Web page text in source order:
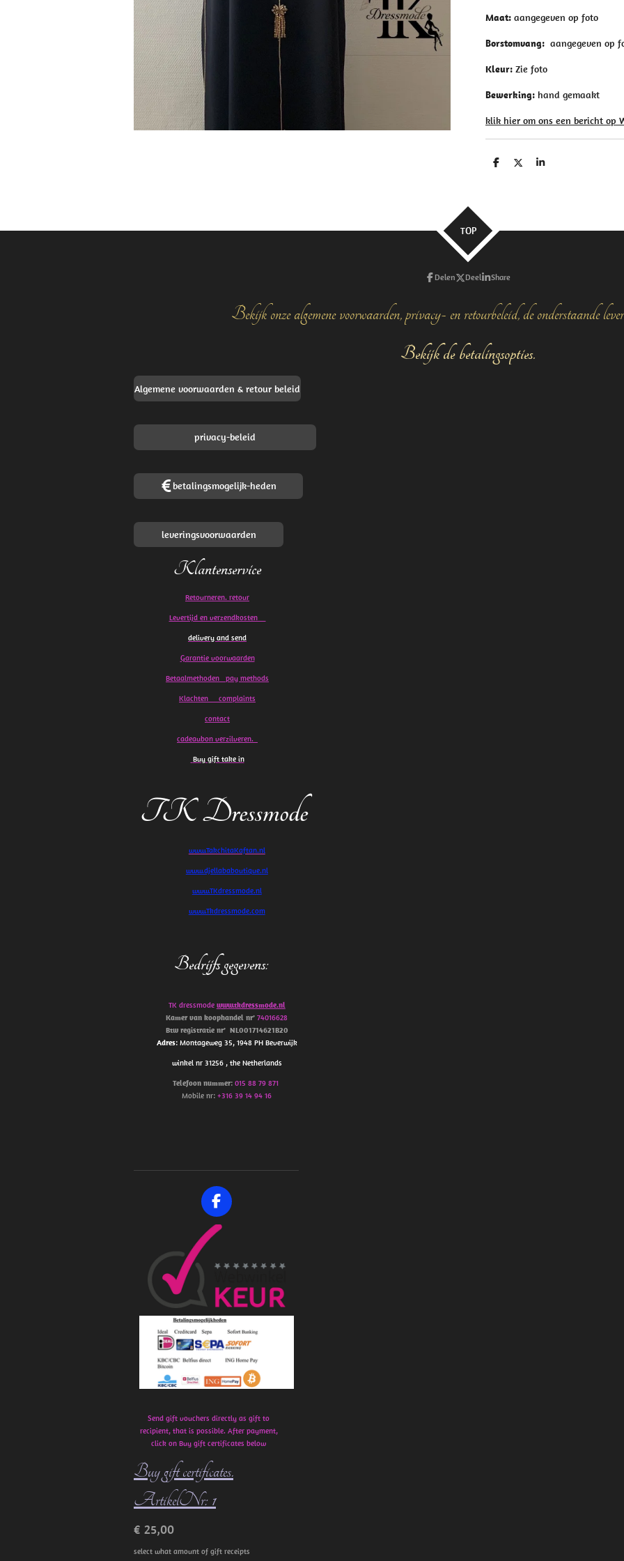
Maat: aangegeven op foto
Borstomvang: aangegeven op
Kleur: Zie foto
Bewerking: hand gemaakt
klik hier om ons een bericht op
D
D
S
TOP
Delen Deel Share
Bekijk onze algemene voorwaarden, privacy- en retourbeleid, de onderstaande
Bekijk de betalingsopties.
Algemene voorwaarden & retour beleid
privacy-beleid
betalingsmogelijk-heden
leveringsvoorwaarden
Klantenservice
Retourneren. retour
Levertijd en verzendkosten
delivery and send
Garantie voorwaarden
Betaalmethoden pay methods
Klachten complaints
contact
cadeaubon verzilveren.
Buy gift take in
TK Dressmode
www.TakchitaKaftan.nl
www.djellababoutique.nl
www.TKdressmode.nl
www.Tkdressmode.com
Bedrijfs gegevens:
TK dressmode www.tkdressmode.nl
Kamer van koophandelnr’ 74016628
Btw registratie nr’ NL001714621B20
Adres: Montageweg 35, 1948 PH Beverwijk
winkel nr 31256 , the Netherlands
Telefoon nummer: 015 88 79 871
Mobile nr:+316 39 14 94 16
F
a
c
b
o
k
Send gift vouchers directly as gift to
recipient, that is possible. After payment,
click on Buy gift certificates below
Buy gift certificates.
ArtikelNr: 1
€ 25,00
select what amount of gift receipts